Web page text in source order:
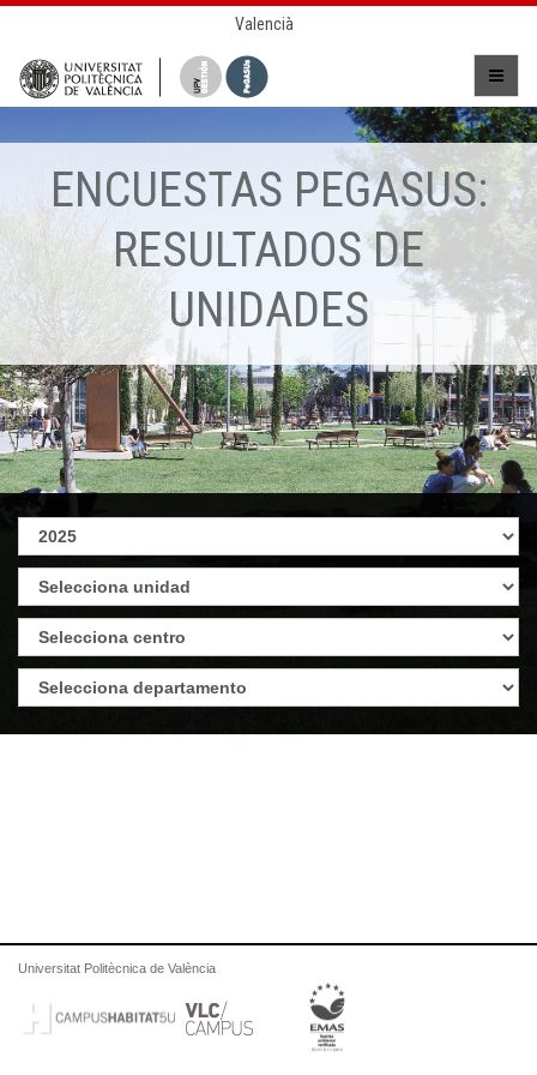
Valencià
ENCUESTAS PEGASUS:
RESULTADOS DE
UNIDADES
Universitat Politècnica de València